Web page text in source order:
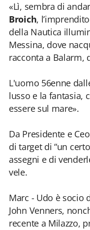
«Lì, sembra di
Broich,
della Nautica
Messina, dove
racconta a Balarm,
L'uomo 56enne
lusso e la fantasia,
essere sul mare».
Da Presidente e
di target di “un
assegni e di
vele.
Marc - Udo è socio
John Venners,
recente a Milazzo,